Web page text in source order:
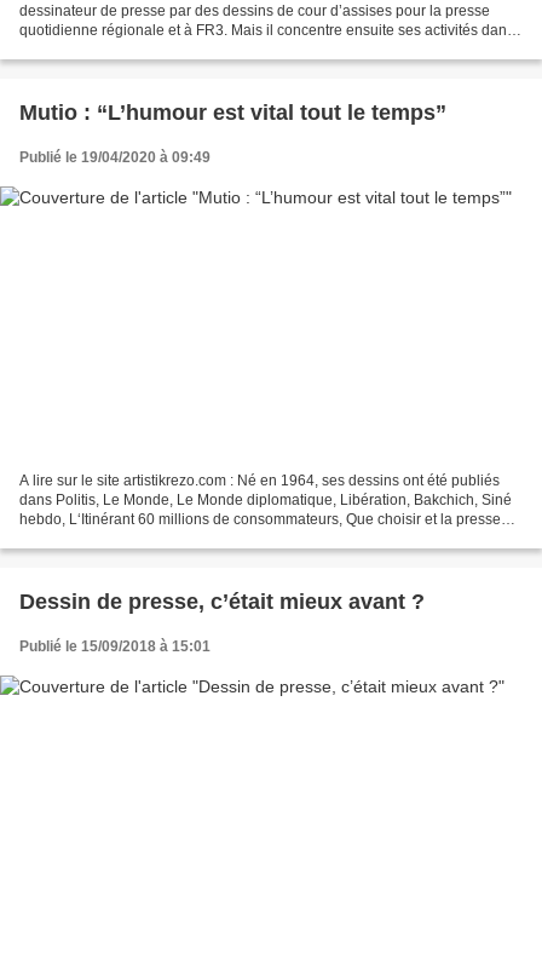
dessinateur de presse par des dessins de cour d’assises pour la presse
quotidienne régionale et à FR3. Mais il concentre ensuite ses activités dans
Mutio : “L’humour est vital tout le temps”
Publié le 19/04/2020 à 09:49
A lire sur le site artistikrezo.com : Né en 1964, ses dessins ont été publiés
dans Politis, Le Monde, Le Monde diplomatique, Libération, Bakchich, Siné
hebdo, L‘Itinérant 60 millions de consommateurs, Que choisir et la presse
Dessin de presse, c’était mieux avant ?
Publié le 15/09/2018 à 15:01